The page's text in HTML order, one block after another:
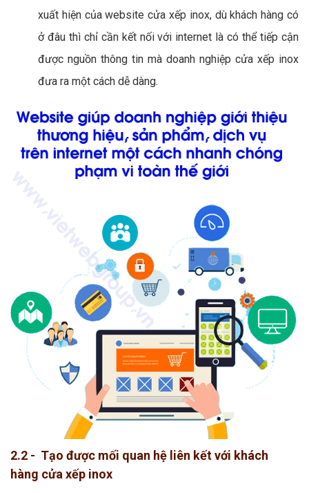
xuất hiện của website cửa xếp inox, dù khách hàng có
ở đâu thì chỉ cần kết nối với internet là có thể tiếp cận
được nguồn thông tin mà doanh nghiệp cửa xếp inox
đưa ra một cách dễ dàng.
2.2 - Tạo được mối quan hệ liên kết với khách
hàng cửa xếp inox